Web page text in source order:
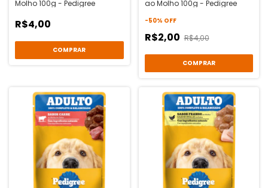
Molho 100g - Pedigree
R$4,00
ao Molho 100g - Pedigree
-50% OFF
R$2,00 R$4,00